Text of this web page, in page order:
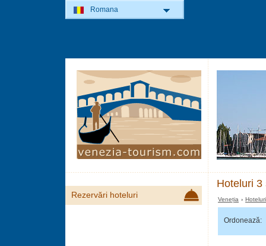
Hoteluri 3
Veneția ›
Ordonează:
Rezervări hoteluri
Romana